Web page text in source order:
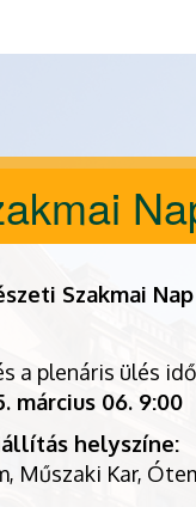
Szakmai
a plenáris ülés
március 06. 9:00
helyszíne:
Műszaki Kar,